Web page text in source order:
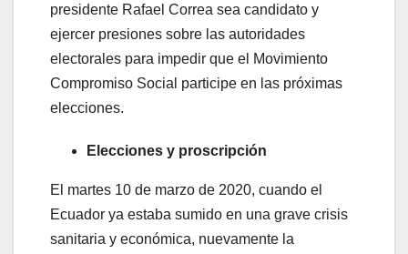
presidente Rafael Correa sea candidato y
ejercer presiones sobre las autoridades
electorales para impedir que el Movimiento
Compromiso Social participe en las próximas
elecciones.
Elecciones y proscripción
El martes 10 de marzo de 2020, cuando el
Ecuador ya estaba sumido en una grave crisis
sanitaria y económica, nuevamente la